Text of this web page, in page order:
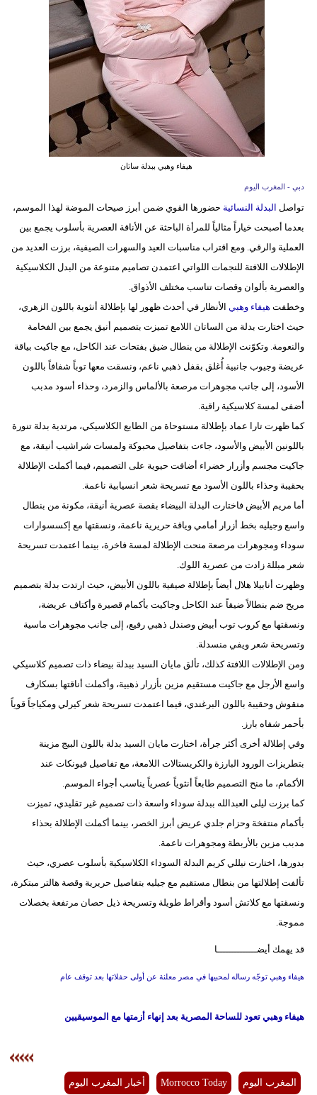
وتكنولوجيا
مدوَّنات
أبراج
فيديو
هيفاء وهبي ببدلة ساتان
دبي - المغرب اليوم
تواصل البدلة النسائية حضورها القوي ضمن أبرز صيحات الموضة لهذا الموسم،
بعدما أصبحت خياراً مثالياً للمرأة الباحثة عن الأناقة العصرية بأسلوب يجمع بين
العملية والرقي. ومع اقتراب مناسبات العيد والسهرات الصيفية، برزت العديد من
الإطلالات اللافتة للنجمات اللواتي اعتمدن تصاميم متنوعة من البدل الكلاسيكية
والعصرية بألوان وقصات تناسب مختلف الأذواق.
وخطفت هيفاء وهبي الأنظار في أحدث ظهور لها بإطلالة أنثوية باللون الزهري،
حيث اختارت بدلة من الساتان اللامع تميزت بتصميم أنيق يجمع بين الفخامة
والنعومة. وتكوّنت الإطلالة من بنطال ضيق بفتحات عند الكاحل، مع جاكيت بياقة
عريضة وجيوب جانبية أُغلق بقفل ذهبي ناعم، ونسقت معها توباً شفافاً باللون
الأسود، إلى جانب مجوهرات مرصعة بالألماس والزمرد، وحذاء أسود مدبب
أضفى لمسة كلاسيكية راقية.
كما ظهرت تارا عماد بإطلالة مستوحاة من الطابع الكلاسيكي، مرتدية بدلة تنورة
باللونين الأبيض والأسود، جاءت بتفاصيل محبوكة ولمسات شراشيب أنيقة، مع
جاكيت مجسم وأزرار خضراء أضافت حيوية على التصميم، فيما أكملت الإطلالة
بحقيبة وحذاء باللون الأسود مع تسريحة شعر انسيابية ناعمة.
أما مريم الأبيض فاختارت البدلة البيضاء بقصة عصرية أنيقة، مكونة من بنطال
واسع وجيليه بخط أزرار أمامي وياقة حريرية ناعمة، ونسقتها مع إكسسوارات
سوداء ومجوهرات مرصعة منحت الإطلالة لمسة فاخرة، بينما اعتمدت تسريحة
شعر مبللة زادت من عصرية اللوك.
وظهرت أنابيلا هلال أيضاً بإطلالة صيفية باللون الأبيض، حيث ارتدت بدلة بتصميم
مريح ضم بنطالاً ضيقاً عند الكاحل وجاكيت بأكمام قصيرة وأكتاف عريضة،
ونسقتها مع كروب توب أبيض وصندل ذهبي رفيع، إلى جانب مجوهرات ماسية
وتسريحة شعر ويفي منسدلة.
ومن الإطلالات اللافتة كذلك، تألق مايان السيد ببدلة بيضاء ذات تصميم كلاسيكي
واسع الأرجل مع جاكيت مستقيم مزين بأزرار ذهبية، وأكملت أناقتها بسكارف
منقوش وحقيبة باللون البرغندي، فيما اعتمدت تسريحة شعر كيرلي ومكياجاً قوياً
بأحمر شفاه بارز.
وفي إطلالة أخرى أكثر جرأة، اختارت مايان السيد بدلة باللون البيج مزينة
بتطريزات الورود البارزة والكريستالات اللامعة، مع تفاصيل فيونكات عند
الأكمام، ما منح التصميم طابعاً أنثوياً عصرياً يناسب أجواء الموسم.
كما برزت ليلى العبدالله ببدلة سوداء واسعة ذات تصميم غير تقليدي، تميزت
بأكمام منتفخة وحزام جلدي عريض أبرز الخصر، بينما أكملت الإطلالة بحذاء
مدبب مزين بالأربطة ومجوهرات ناعمة.
بدورها، اختارت نيللي كريم البدلة السوداء الكلاسيكية بأسلوب عصري، حيث
تألفت إطلالتها من بنطال مستقيم مع جيليه بتفاصيل حريرية وقصة هالتر مبتكرة،
ونسقتها مع كلاتش أسود وأقراط طويلة وتسريحة ذيل حصان مرتفعة بخصلات
مموجة.
قد يهمك أيضــــــــــــــا
هيفاء وهبي توجّه رساله لمحبيها في مصر معلنة عن أولى حفلاتها بعد توقف عام
هيفاء وهبي تعود للساحة المصرية بعد إنهاء أزمتها مع الموسيقيين
المغرب اليوم Morrocco Today أخبار المغرب اليوم